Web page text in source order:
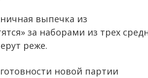
выпечка из
за наборами из трех
реже.
новой партии